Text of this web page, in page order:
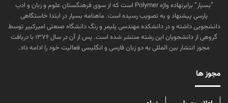
“بسپار” برابرنهاده واژه Polymer است که از سوی فرهنگستان علوم و زبان و ادب
پارسی پیشنهاد و به تصویب رسیده است. ماهنامه بسپار در ابتدا خاستگاهی
دانشجویی داشته و در دانشکده مهندسی پلیمر و رنگ دانشگاه صنعتی امیرکبیر توسط
گروهی از دانشجویان این رشته منتشر شده است. پس از آن در سال ۱۳۷۶ با دریافت
مجوز انتشار بین المللی به دو زبان فارسی و انگلیسی فعالیت خود را ادامه داد.
مجوز ها